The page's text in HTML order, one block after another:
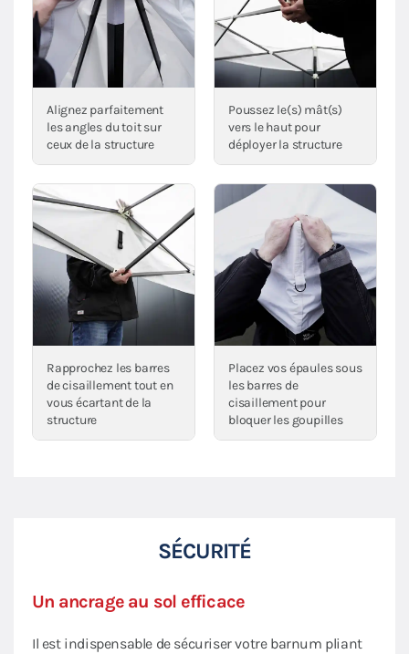
Alignez parfaitement
les angles du toit sur
ceux de la structure
Poussez le(s) mât(s)
vers le haut pour
déployer la structure
Rapprochez les barres
de cisaillement tout en
vous écartant de la
structure
Placez vos épaules sous
les barres de
cisaillement pour
bloquer les goupilles
SÉCURITÉ
Un ancrage au sol efficace
Il est indispensable de sécuriser votre barnum pliant